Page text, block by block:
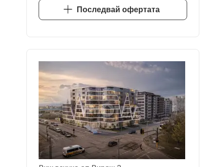
Последвай офертата